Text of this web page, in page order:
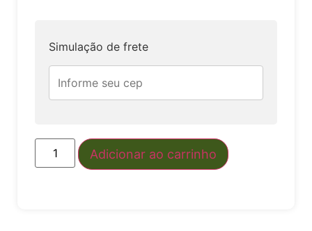
Simulação de frete
Adicionar ao carrinho